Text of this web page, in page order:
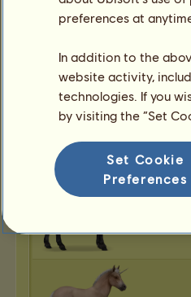
preferences at
In addition to the
website activity,
technologies. If you
by visiting the “Set
Set Cookie
Preferences